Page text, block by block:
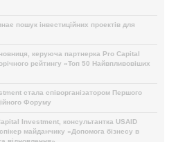
пошук інвестиційних проектів для
керуюча партнерка Pro Capital
рейтингу «Топ 50 Найвпливовіших
стала співорганізатором Першого
Форуму
Investment, консультантка USAID
майданчику «Допомога бізнесу в